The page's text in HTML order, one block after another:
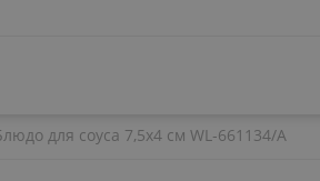
для соуса 7,5x4 см WL‑661134/A